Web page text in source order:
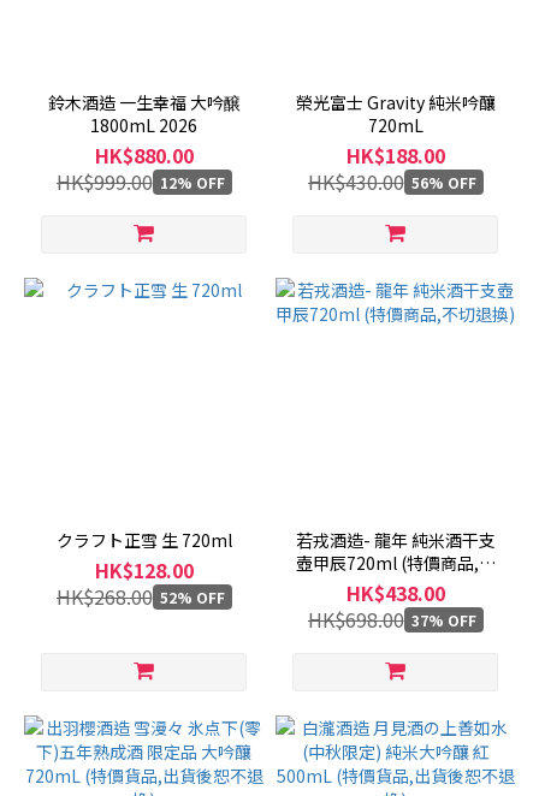
地
(35)
鈴木酒造 一生幸福 大吟醸
1800mL 2026
HK$880.00
HK$999.00 12% OFF
榮光富士 Gravity 純米吟釀
720mL
HK$188.00
HK$430.00 56% OFF
クラフト正雪 生 720ml
HK$128.00
HK$268.00 52% OFF
若戎酒造- 龍年 純米酒干支
壺甲辰720ml (特價商品,不
切退換)
HK$438.00
HK$698.00 37% OFF